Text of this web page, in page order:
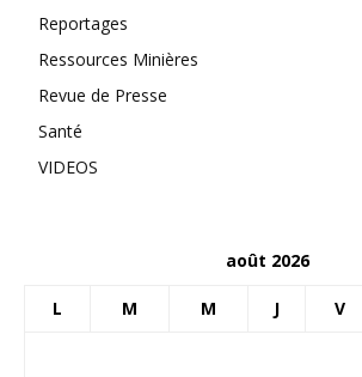
Reportages
Ressources Minières
Revue de Presse
Santé
VIDEOS
août 2026
L M M J V